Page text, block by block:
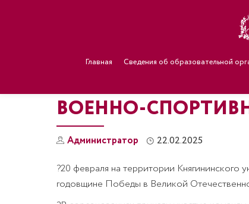
Главная Сведения об образовательной
ВОЕННО-
Администратор 22.02.2025
?20 февраля на территории
годовщине Победы в Великой